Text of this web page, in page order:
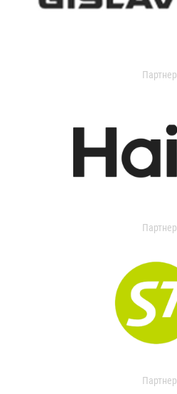
Партнер
Партнер
Партнер